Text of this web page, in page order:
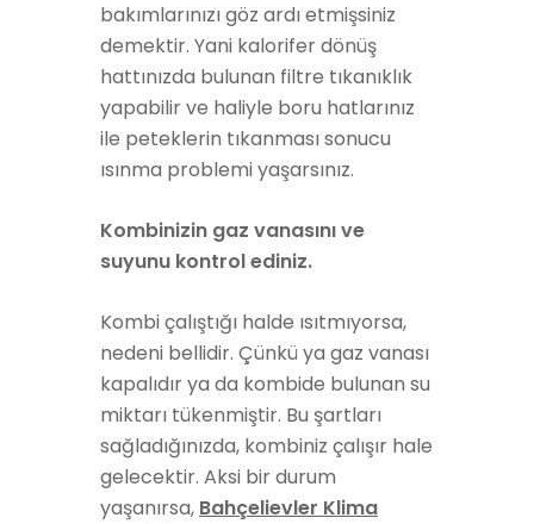
bakımlarınızı göz ardı etmişsiniz
demektir. Yani kalorifer dönüş
hattınızda bulunan filtre tıkanıklık
yapabilir ve haliyle boru hatlarınız
ile peteklerin tıkanması sonucu
ısınma problemi yaşarsınız.
Kombinizin gaz vanasını ve
suyunu kontrol ediniz.
Kombi çalıştığı halde ısıtmıyorsa,
nedeni bellidir. Çünkü ya gaz vanası
kapalıdır ya da kombide bulunan su
miktarı tükenmiştir. Bu şartları
sağladığınızda, kombiniz çalışır hale
gelecektir. Aksi bir durum
yaşanırsa, Bahçelievler Klima